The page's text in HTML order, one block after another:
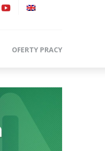
OFERTY PRACY